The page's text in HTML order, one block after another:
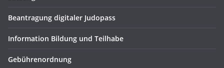
Beantragung digitaler Judopass
Information Bildung und Teilhabe
Gebührenordnung